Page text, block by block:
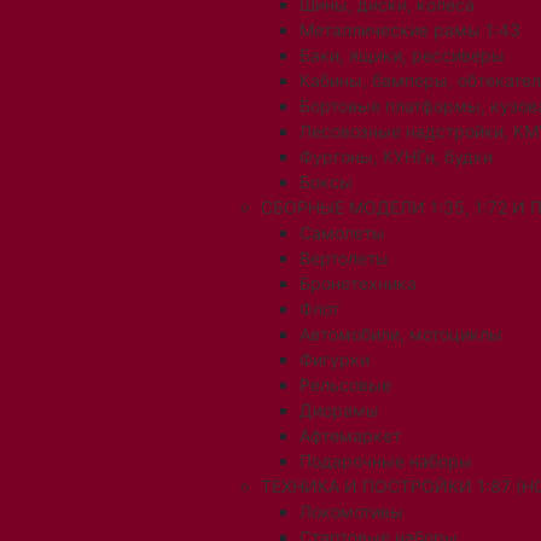
Шины, диски, колеса
Металлические рамы 1:43
Баки, ящики, рессиверы
Кабины, бамперы,
Бортовые платформы,
Лесовозные надстройки,
Фургоны, КУНГи, будки
Боксы
СБОРНЫЕ МОДЕЛИ 1:35, 1:72 И
Самолеты
Вертолеты
Бронетехника
Флот
Автомобили, мотоциклы
Фигурки
Рельсовые
Диорамы
Афтемаркет
Подарочные наборы
ТЕХНИКА И ПОСТРОЙКИ 1:87
Локомотивы
Стартовые наборы